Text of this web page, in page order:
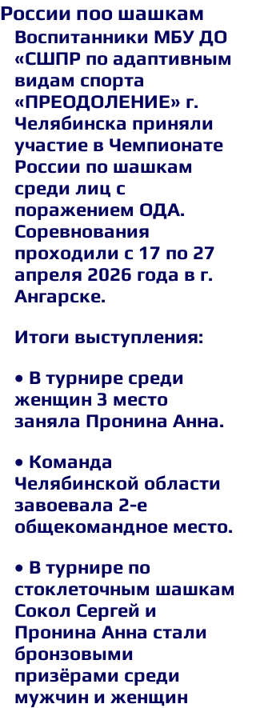
России поо шашкам
Воспитанники МБУ ДО
«СШПР по адаптивным
видам спорта
«ПРЕОДОЛЕНИЕ» г.
Челябинска приняли
участие в Чемпионате
России по шашкам
среди лиц с
поражением ОДА.
Соревнования
проходили с 17 по 27
апреля 2026 года в г.
Ангарске.
Итоги выступления:
• В турнире среди
женщин 3 место
заняла Пронина Анна.
• Команда
Челябинской области
завоевала 2-е
общекомандное место.
• В турнире по
стоклеточным шашкам
Сокол Сергей и
Пронина Анна стали
бронзовыми
призёрами среди
мужчин и женщин